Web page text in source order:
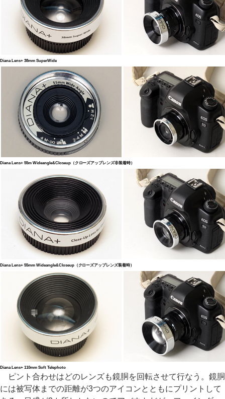
Diana Lens+ 38mm SuperWide
Diana Lens+ 55m Wideangle&Closeup（クローズアップレンズ非装着時）
Diana Lens+ 55mm Wideangle&Closeup（クローズアップレンズ装着時）
Diana Lens+ 110mm Soft Telephoto
ピント合わせはどのレンズも鏡胴を回転させて行なう。鏡胴
には被写体までの距離が3つのアイコンとともにプリントして